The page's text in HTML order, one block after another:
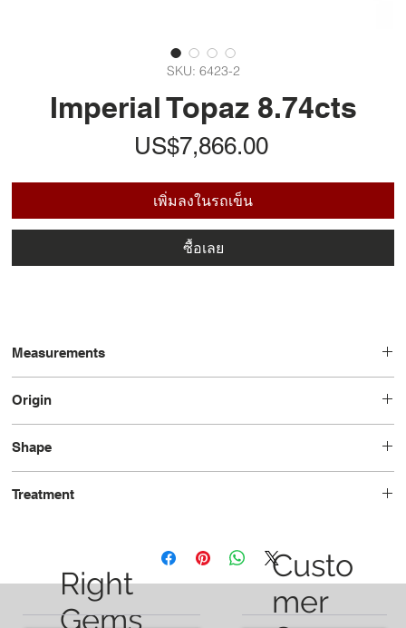
SKU: 6423-2
Imperial Topaz 8.74cts
US$7,866.00ราคา
เพิ่มลงในรถเข็น
ซื้อเลย
Measurements
Origin
Shape
Treatment
Right
Gems
Custo
mer